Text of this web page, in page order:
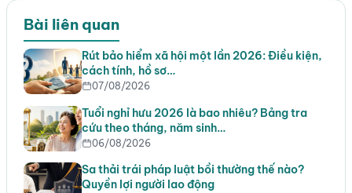
Bài liên quan
Rút bảo hiểm xã hội một lần 2026: Điều kiện,
cách tính, hồ sơ…
07/08/2026
Tuổi nghỉ hưu 2026 là bao nhiêu? Bảng tra
cứu theo tháng, năm sinh…
06/08/2026
Sa thải trái pháp luật bồi thường thế nào?
Quyền lợi người lao động